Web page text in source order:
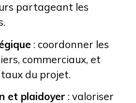
partageant les
: coordonner les
commerciaux, et
du projet.
et plaidoyer : valoriser